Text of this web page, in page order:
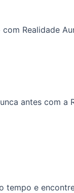
Realidade
antes com a
tempo e